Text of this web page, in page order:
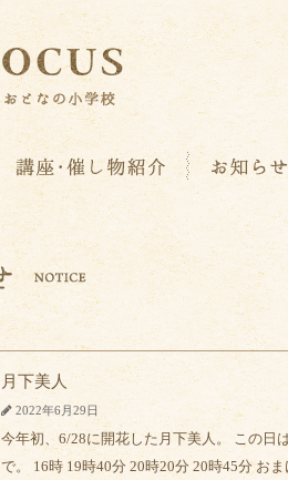
月下美人
2022年6月29日
今年初、6/28に開花した月下美人。 この日
で。 16時 19時40分 20時20分 20時45分 お